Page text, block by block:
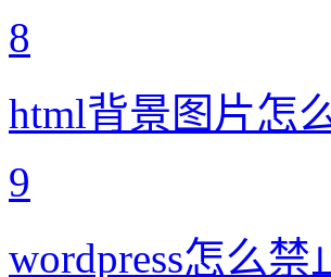
8
html背景图片怎
9
wordpress怎么禁